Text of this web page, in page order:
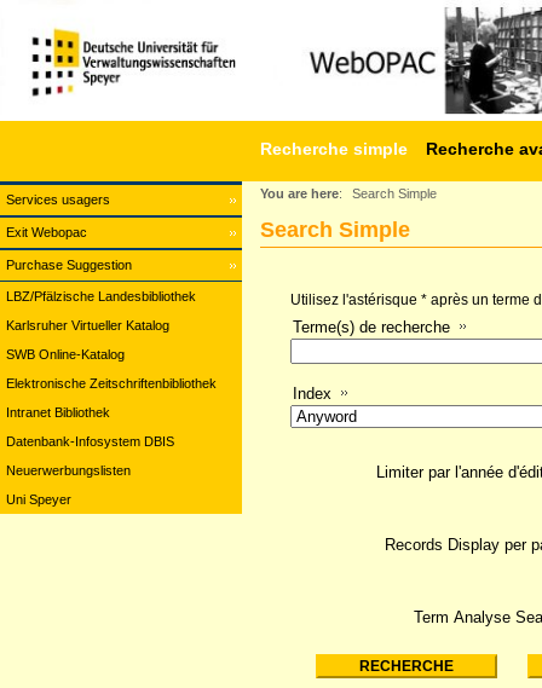
Services usagers
Exit Webopac
Purchase Suggestion
Recherche simple Recherche
LBZ/Pfälzische Landesbibliothek
Karlsruher Virtueller Katalog
SWB Online-Katalog
Elektronische Zeitschriftenbibliothek
Intranet Bibliothek
Datenbank-Infosystem DBIS
Neuerwerbungslisten
Uni Speyer
You are here: Search Simple
Search Simple
Utilisez l'astérisque * après un terme
Terme(s) de recherche
Index
Term Analyse
Limiter par l'année
Records Display per